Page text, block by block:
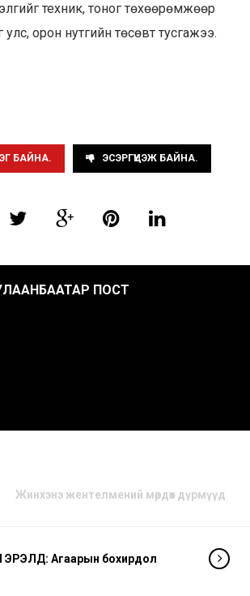
техник, тоног төхөөрөмжөөр
улс, орон нутгийн төсөвт тусгажээ.
БАЙНА. ЭСЭРГҮҮЦЭЖ БАЙНА.
ПОСТ
Жинхэнэ жентелмений мөрдөх дүрмүүд
Агаарын бохирдол